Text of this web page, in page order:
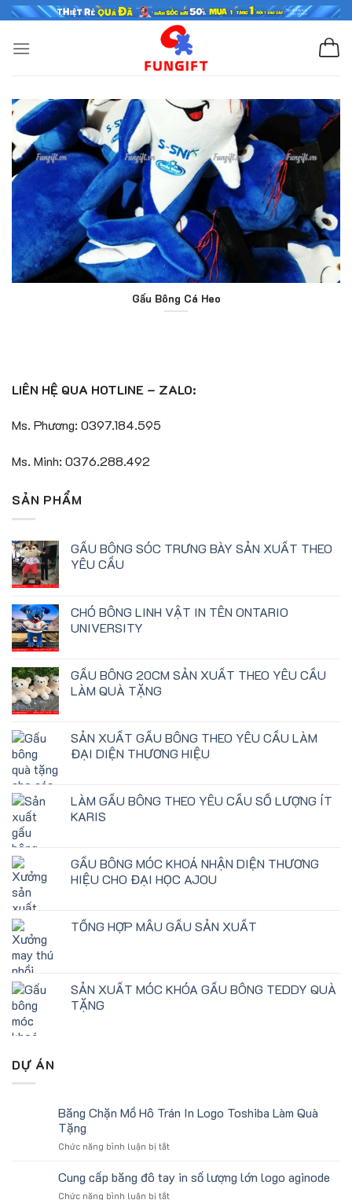
Skip
content
Gấu Bông Cá Heo
LIÊN HỆ QUA HOTLINE – ZALO:
Ms. Phương: 0397.184.595
Ms. Minh: 0376.288.492
SẢN PHẨM
GẤU BÔNG SÓC TRƯNG BÀY SẢN XUẤT THEO
YÊU CẦU
CHÓ BÔNG LINH VẬT IN TÊN ONTARIO
UNIVERSITY
GẤU BÔNG 20CM SẢN XUẤT THEO YÊU CẦU
LÀM QUÀ TẶNG
SẢN XUẤT GẤU BÔNG THEO YÊU CẦU LÀM
ĐẠI DIỆN THƯƠNG HIỆU
LÀM GẤU BÔNG THEO YÊU CẦU SỐ LƯỢNG ÍT
KARIS
GẤU BÔNG MÓC KHOÁ NHẬN DIỆN THƯƠNG
HIỆU CHO ĐẠI HỌC AJOU
TỔNG HỢP MẪU GẤU SẢN XUẤT
SẢN XUẤT MÓC KHÓA GẤU BÔNG TEDDY QUÀ
TẶNG
DỰ ÁN
Băng Chặn Mồ Hô Trán In Logo Toshiba Làm Quà
Tặng
Chức năng bình luận bị tắtở
Chặn
Mồ
Cung cấp băng đô tay in số lượng lớn logo aginode
Chức năng bình luận bị tắtở